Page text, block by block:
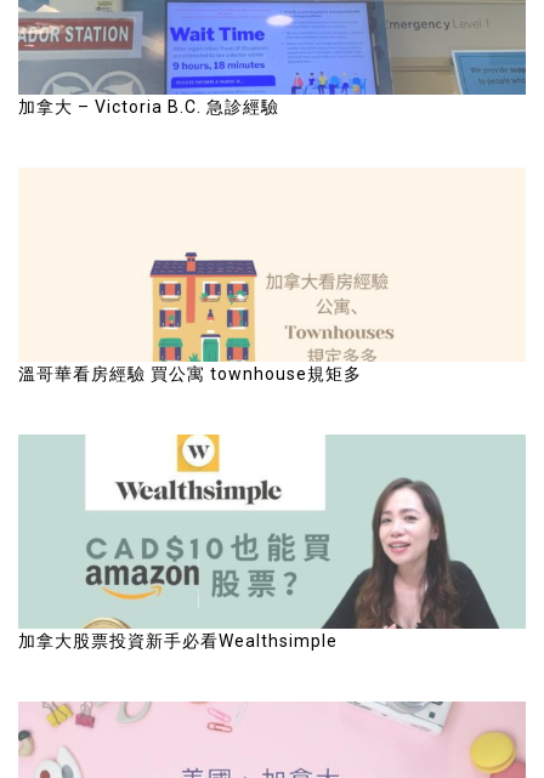
加拿大 – Victoria B.C. 急診經驗
溫哥華看房經驗 買公寓 townhouse規矩多
加拿大股票投資新手必看Wealthsimple